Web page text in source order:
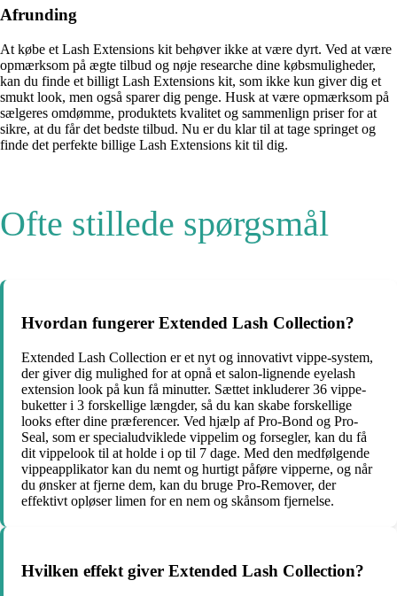
Afrunding
At købe et Lash Extensions kit behøver ikke at være dyrt. Ved at være
opmærksom på ægte tilbud og nøje researche dine købsmuligheder,
kan du finde et billigt Lash Extensions kit, som ikke kun giver dig et
smukt look, men også sparer dig penge. Husk at være opmærksom på
sælgeres omdømme, produktets kvalitet og sammenlign priser for at
sikre, at du får det bedste tilbud. Nu er du klar til at tage springet og
finde det perfekte billige Lash Extensions kit til dig.
Ofte stillede spørgsmål
Hvordan fungerer Extended Lash Collection?
Extended Lash Collection er et nyt og innovativt vippe-system,
der giver dig mulighed for at opnå et salon-lignende eyelash
extension look på kun få minutter. Sættet inkluderer 36 vippe-
buketter i 3 forskellige længder, så du kan skabe forskellige
looks efter dine præferencer. Ved hjælp af Pro-Bond og Pro-
Seal, som er specialudviklede vippelim og forsegler, kan du få
dit vippelook til at holde i op til 7 dage. Med den medfølgende
vippeapplikator kan du nemt og hurtigt påføre vipperne, og når
du ønsker at fjerne dem, kan du bruge Pro-Remover, der
effektivt opløser limen for en nem og skånsom fjernelse.
Hvilken effekt giver Extended Lash Collection?